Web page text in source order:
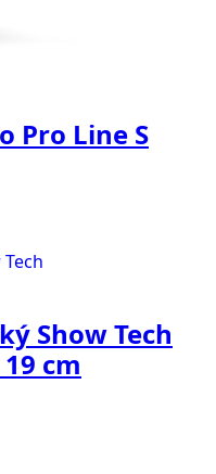
Pro Line S
Show Tech
cm